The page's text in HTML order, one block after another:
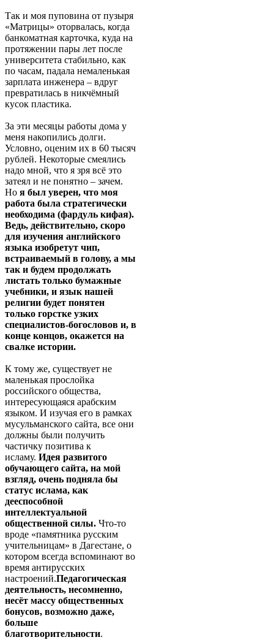
Так и моя пуповина от пузыря
«Матрицы» оторвалась, когда
банкоматная карточка, куда на
протяжении пары лет после
университета стабильно, как
по часам, падала немаленькая
зарплата инженера – вдруг
превратилась в никчёмный
кусок пластика.
За эти месяцы работы дома у
меня накопились долги.
Условно, оценим их в 60 тысяч
рублей. Некоторые смеялись
надо мной, что я зря всё это
затеял и не понятно – зачем.
Но я был уверен, что моя
работа была стратегически
необходима (фардуль кифая).
Ведь, действительно, скоро
для изучения английского
языка изобретут чип,
встраиваемый в голову, а мы
так и будем продолжать
листать только бумажные
учебники, и язык нашей
религии будет понятен
только горстке узких
специалистов-богословов и, в
конце концов, окажется на
свалке истории.
К тому же, существует не
маленькая прослойка
российского общества,
интересующаяся арабским
языком. И изучая его в рамках
мусульманского сайта, все они
должны были получить
частичку позитива к
исламу. Идея развитого
обучающего сайта, на мой
взгляд, очень подняла бы
статус ислама, как
дееспособной
интеллектуальной
общественной силы. Что-то
вроде «памятника русским
учительницам» в Дагестане, о
котором всегда вспоминают во
время антирусских
настроений.Педагогическая
деятельность, несомненно,
несёт массу общественных
бонусов, возможно даже,
больше
благотворительности.